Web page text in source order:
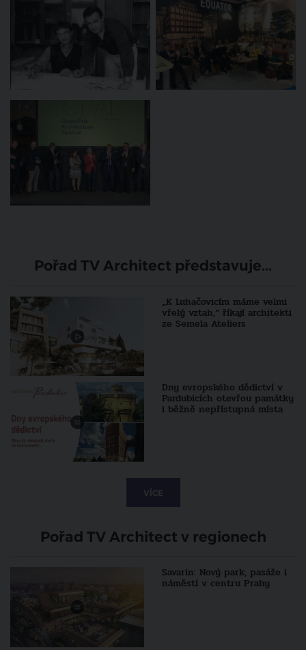
Pořad TV Architect představuje...
„K Luhačovicím máme velmi
vřelý vztah,“ říkají architekti
ze Semela Ateliers
Dny evropského dědictví v
Pardubicích otevřou památky
i běžně nepřístupná místa
VÍCE
Pořad TV Architect v regionech
Savarin: Nový park, pasáže i
náměstí v centru Prahy